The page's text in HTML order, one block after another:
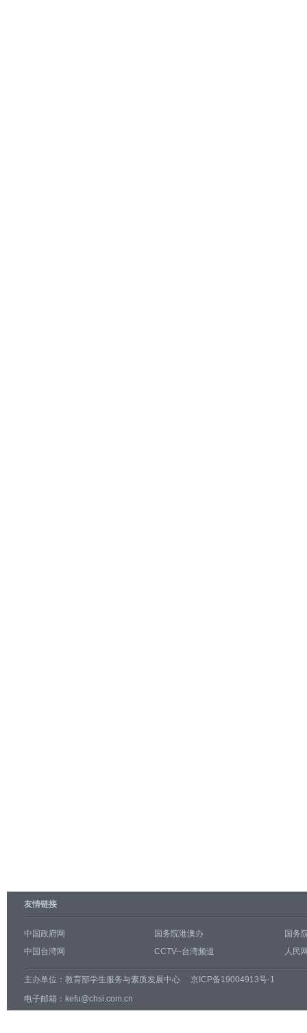
友情链接
中国政府网 国务院港澳办
国务
中国台湾网
CCTV--台湾频道 人民
主办单位： 教育部学生服务与素质发展中心
京ICP备19004913号-1
电子邮箱：kefu@chsi.com.cn